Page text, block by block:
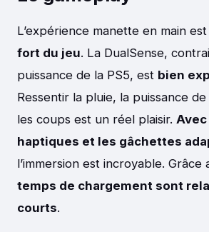
L’expérience manette en main est
fort du jeu. La DualSense,
puissance de la PS5, est bien
Ressentir la pluie, la puissance
les coups est un réel plaisir.
haptiques et les gâchettes
l’immersion est incroyable. Grâce
temps de chargement sont
courts.